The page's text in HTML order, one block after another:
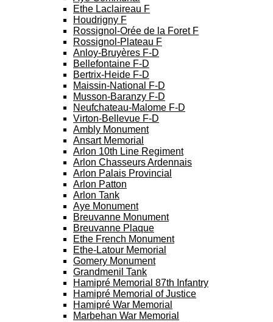
Ethe Laclaireau F
Houdrigny F
Rossignol-Orée de la Foret F
Rossignol-Plateau F
Anloy-Bruyères F-D
Bellefontaine F-D
Bertrix-Heide F-D
Maissin-National F-D
Musson-Baranzy F-D
Neufchateau-Malome F-D
Virton-Bellevue F-D
Ambly Monument
Ansart Memorial
Arlon 10th Line Regiment
Arlon Chasseurs Ardennais
Arlon Palais Provincial
Arlon Patton
Arlon Tank
Aye Monument
Breuvanne Monument
Breuvanne Plaque
Ethe French Monument
Ethe-Latour Memorial
Gomery Monument
Grandmenil Tank
Hamipré Memorial 87th Infantry
Hamipré Memorial of Justice
Hamipré War Memorial
Marbehan War Memorial